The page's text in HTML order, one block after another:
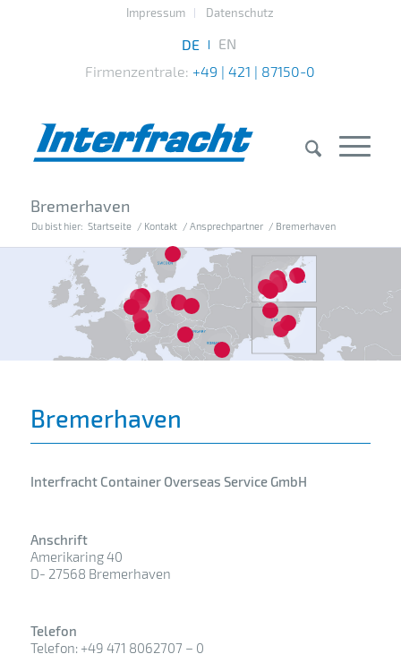
Impressum Datenschutz
Firmenzentrale: +49 | 421 | 87150-0
Bremerhaven
Du bist hier: Startseite / Kontakt / Ansprechpartner / Bremerhaven
2
3
4
5
7
10
12 13
14
15
17
19
20
Bremerhaven
Interfracht Container Overseas Service GmbH
Anschrift
Amerikaring 40
D- 27568 Bremerhaven
Telefon
Telefon: +49 471 8062707 – 0